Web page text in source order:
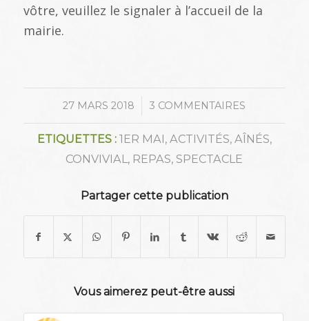
vôtre, veuillez le signaler à l’accueil de la
mairie.
27 MARS 2018
/ 3 COMMENTAIRES
ETIQUETTES : 1ER MAI, ACTIVITÉS, AÎNÉS,
CONVIVIAL , REPAS,SPECTACLE
Partager cette publication
Vous aimerez peut-être aussi